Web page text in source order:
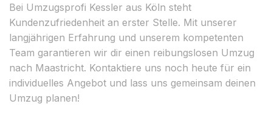
Bei Umzugsprofi Kessler aus Köln steht
Kundenzufriedenheit an erster Stelle. Mit unserer
langjährigen Erfahrung und unserem kompetenten
Team garantieren wir dir einen reibungslosen Umzug
nach Maastricht. Kontaktiere uns noch heute für ein
individuelles Angebot und lass uns gemeinsam deinen
Umzug planen!